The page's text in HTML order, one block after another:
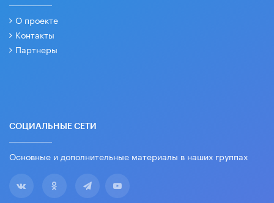
О проекте
Контакты
Партнеры
СОЦИАЛЬНЫЕ СЕТИ
Основные и дополнительные материалы в наших группах